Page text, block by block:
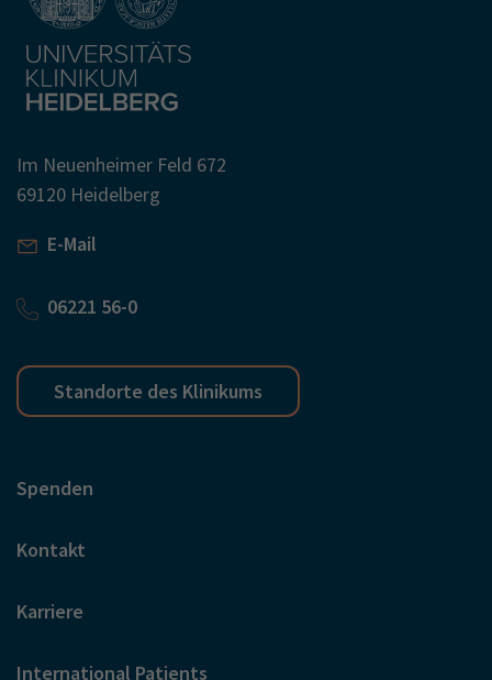
Im Neuenheimer Feld 672
69120 Heidelberg
E-Mail
06221 56-0
Standorte des Klinikums
Spenden
Kontakt
Karriere
International Patients